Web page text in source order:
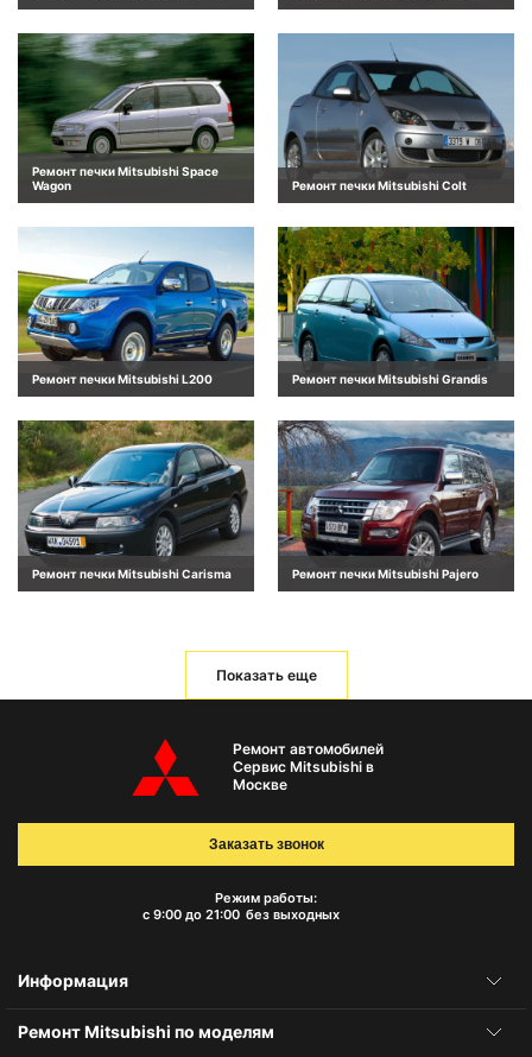
Ремонт печки Mitsubishi Space
Wagon
Ремонт печки Mitsubishi Colt
Ремонт печки Mitsubishi L200 Ремонт печки Mitsubishi Grandis
Ремонт печки Mitsubishi Carisma Ремонт печки Mitsubishi Pajero
Показать еще
Ремонт автомобилей
Сервис Mitsubishi в
Москве
Режим работы:
с 9:00 до 21:00 без выходных
Заказать звонок
Информация
Ремонт Mitsubishi по моделям